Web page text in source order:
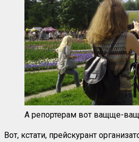
А репортерам вот ващще-
Вот, кстати, прейскурант